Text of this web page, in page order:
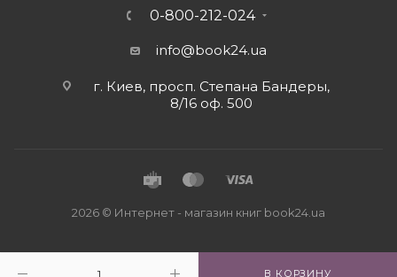
В КОРЗИНУ
0-800-212-024
info@book24.ua
г. Киев, просп. Степана Бандеры,
8/16 оф. 500
2026 © Интернет - магазин книг book24.ua